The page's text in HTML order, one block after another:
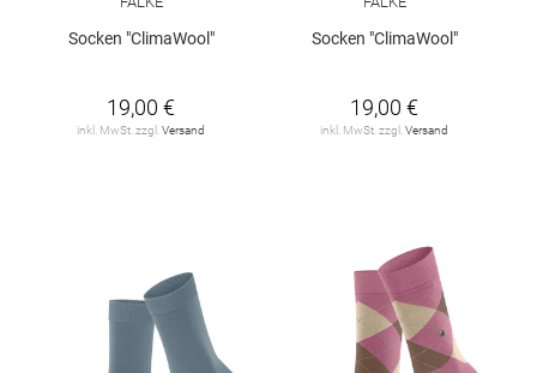
Socken "ClimaWool"
19,00 €
inkl. MwSt. zzgl. Versand
Socken "ClimaWool"
19,00 €
inkl. MwSt. zzgl. Versand